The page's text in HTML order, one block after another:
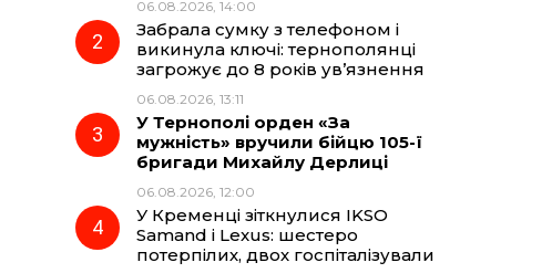
06.08.2026, 14:00
Забрала сумку з телефоном і
викинула ключі: тернополянці
загрожує до 8 років ув’язнення
06.08.2026, 13:11
У Тернополі орден «За
мужність» вручили бійцю 105-ї
бригади Михайлу Дерлиці
06.08.2026, 12:00
У Кременці зіткнулися IKSO
Samand і Lexus: шестеро
потерпілих, двох госпіталізували